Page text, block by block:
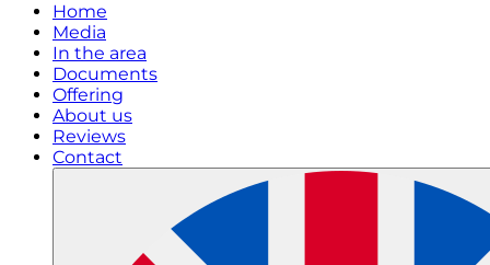
Home
Media
In the area
Documents
Offering
About us
Reviews
Contact